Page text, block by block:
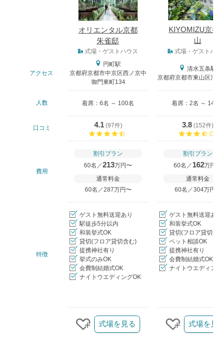
オリエンタル京都
朱雀邸
KIYOMIZU京都
山
式場・ゲストハウス 式場・ゲストハ
アクセス
円町駅
京都府京都市中京区西ノ京中
御門東町134
清水五条駅
京都府京都市東山区清
人数 着席：6名 ～ 100名 着席：2名 ～ 146
口コミ 4.1(97件)
3.8 (152件)
費用
割引プラン
60名／213万円〜
通常料金
60名／287万円〜
割引プラン
60名／ 162万円
通常料金
60名／304万円〜
特徴
ゲスト無料送迎あり
駅徒歩5分以内
和装挙式OK
貸切(フロア貸切含む)
提携神社有り
挙式のみOK
会費制結婚式OK
ナイトウエディングOK
ゲスト無料送迎あ
和装挙式OK
貸切(フロア貸切含
ペット相談OK
提携神社有り
会費制結婚式OK
ナイトウエディン
クリップする
式場を見る
クリップす
式場を見